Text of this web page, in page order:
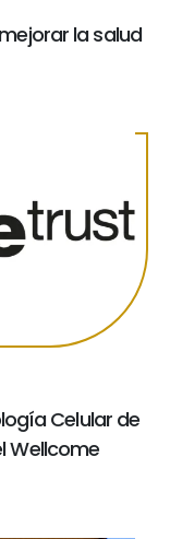
la salud
Celular de
Wellcome